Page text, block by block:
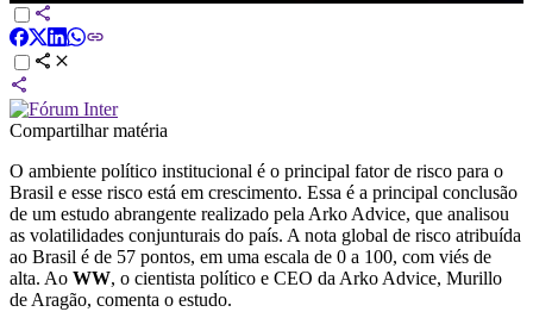
Compartilhar matéria
O ambiente político institucional é o principal fator de risco para o
Brasil e esse risco está em crescimento. Essa é a principal conclusão
de um estudo abrangente realizado pela Arko Advice, que analisou
as volatilidades conjunturais do país. A nota global de risco atribuída
ao Brasil é de 57 pontos, em uma escala de 0 a 100, com viés de
alta. Ao WW, o cientista político e CEO da Arko Advice, Murillo
de Aragão, comenta o estudo.